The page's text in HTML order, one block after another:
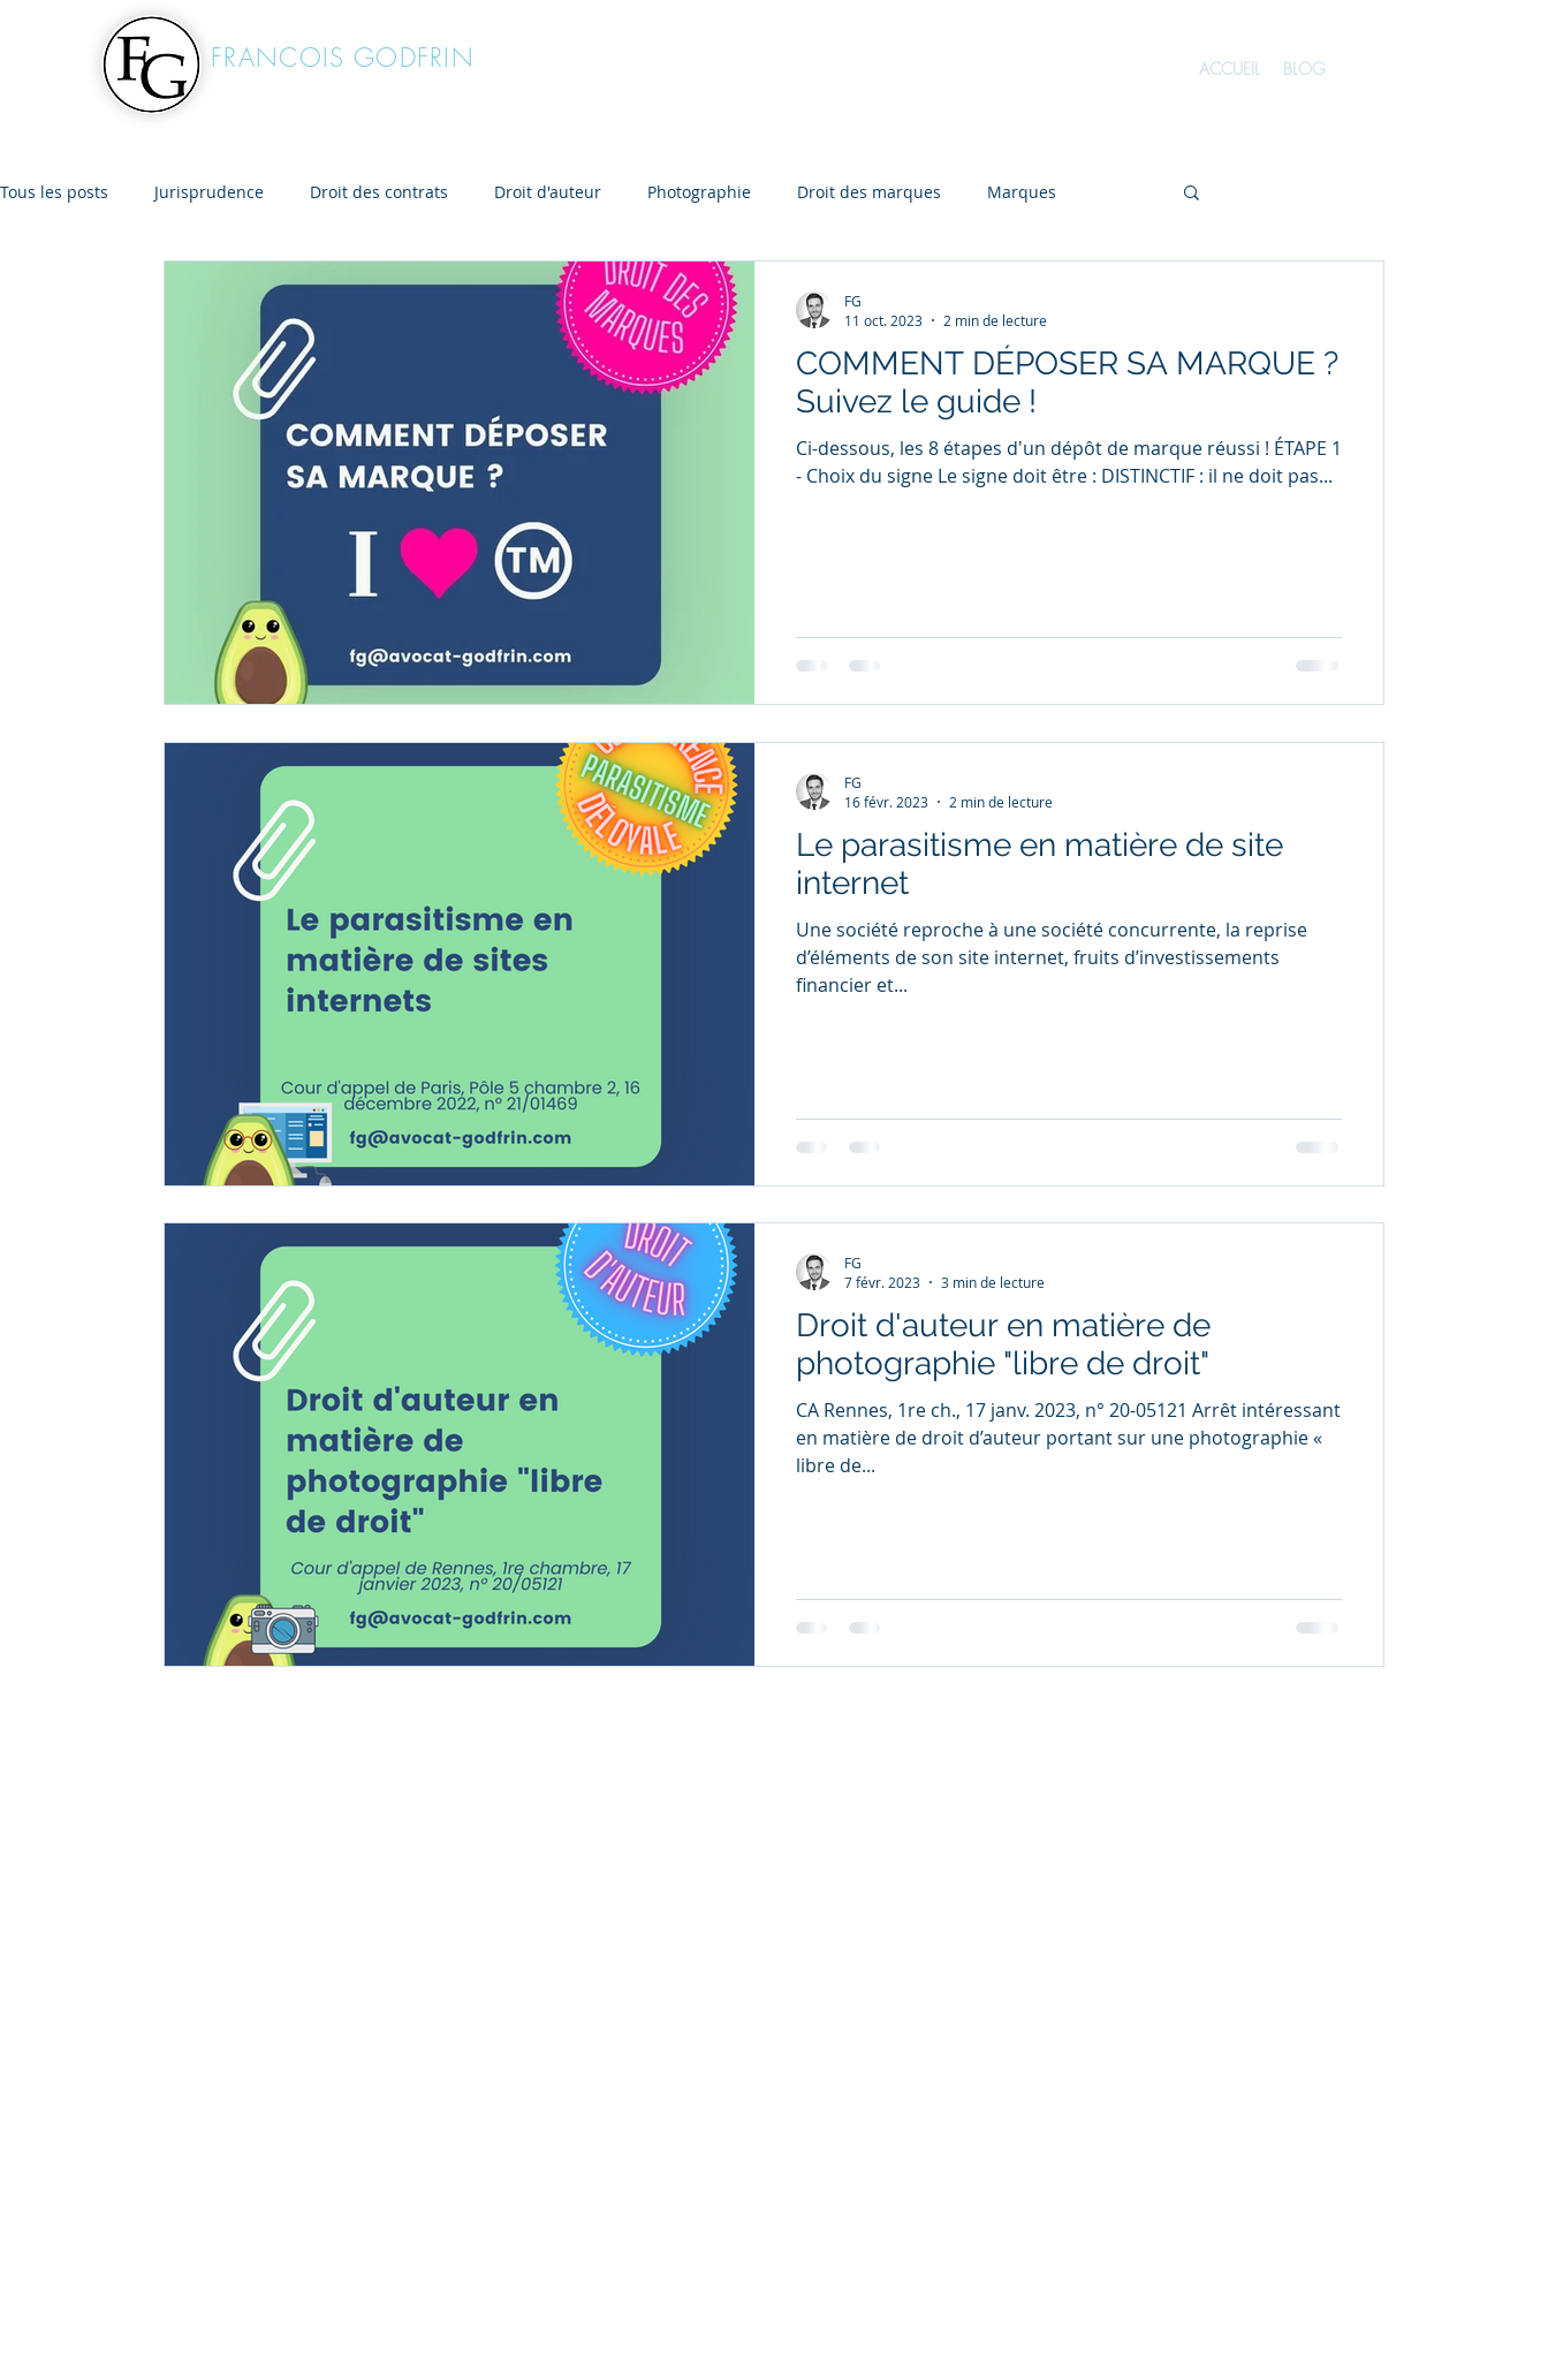
FRANCOIS GODFRIN ACCUEIL BLOG
Tous les posts Jurisprudence Droit des contrats Droit d'auteur Photographie Droit des marques Marques
EUIPO Concurrence déloyale Parasitisme Concurrence parasitaire
Diffamation Propriété intellectuelle Champagne Déchéance Site internet
COMMENT DÉPOSER SA MARQUE ?
Suivez le guide !
Ci-dessous, les 8 étapes d'un dépôt de marque réussi ! ÉTAPE 1
- Choix du signe Le signe doit être : DISTINCTIF : il ne doit pas...
FG
11 oct. 2023
2 min de lecture
Le parasitisme en matière de site
internet
Une société reproche à une société concurrente, la reprise
d’éléments de son site internet, fruits d’investissements
financier et...
FG
16 févr. 2023
2 min de lecture
Droit d'auteur en matière de
photographie "libre de droit"
CA Rennes, 1re ch., 17 janv. 2023, n° 20-05121 Arrêt intéressant
en matière de droit d’auteur portant sur une photographie «
libre de...
FG
7 févr. 2023
3 min de lecture